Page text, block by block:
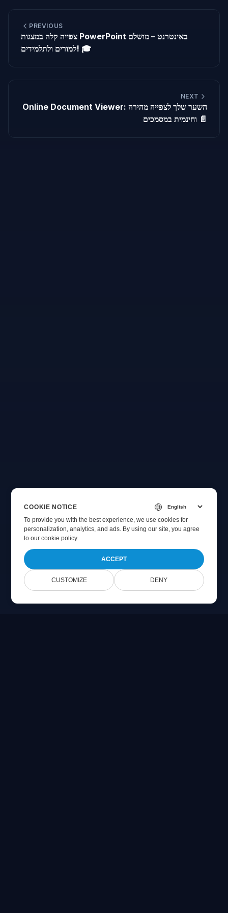
PREVIOUS
צפייה קלה במצגות PowerPoint באינטרנט – מושלם
למורים ולתלמידים! 🎓
NEXT
Online Document Viewer: השער שלך לצפייה מהירה
וחינמית במסמכים 📄
COOKIE NOTICE
To provide you with the best experience, we use cookies for
personalization, analytics, and ads. By using our site, you agree
toour cookie policy.
ACCEPT
CUSTOMIZE DENY